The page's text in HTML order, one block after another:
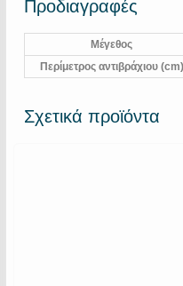
Προδιαγραφές
Μέγεθος
Περίμετρος αντιβράχιου (cm)
Σχετικά προϊόντα